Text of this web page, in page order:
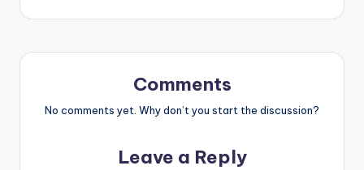
Comments
No comments yet. Why don’t you start the discussion?
Leave a Reply